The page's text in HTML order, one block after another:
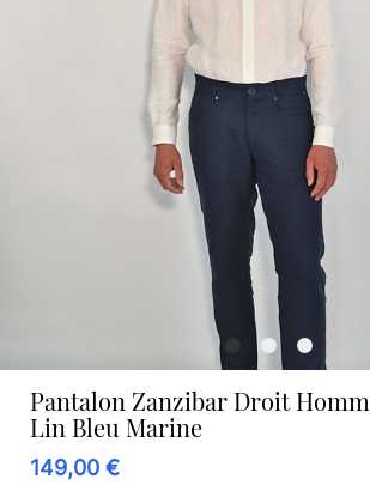
Pantalon Zanzibar Droit
Lin Bleu Marine
149,00 €